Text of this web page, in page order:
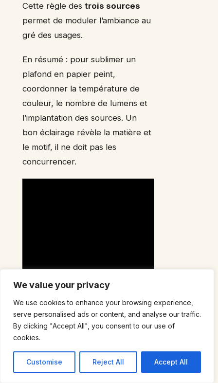
We value your privacy
We use cookies to enhance your browsing experience,
serve personalised ads or content, and analyse our traffic.
By clicking "Accept All", you consent to our use of
cookies.
Customise Reject All Accept All
Cette règle des trois sources
permet de moduler l’ambiance au
gré des usages.
En résumé : pour sublimer un
plafond en papier peint,
coordonner la température de
couleur, le nombre de lumens et
l’implantation des sources. Un
bon éclairage révèle la matière et
le motif, il ne doit pas les
concurrencer.